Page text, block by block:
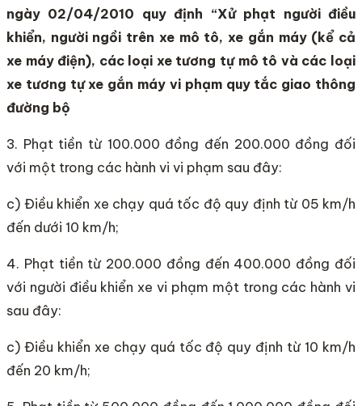
ngày 02/04/2010 quy định “Xử phạt người điều
khiển, người ngồi trên xe mô tô, xe gắn máy (kể cả
xe máy điện), các loại xe tương tự mô tô và các loại
xe tương tự xe gắn máy vi phạm quy tắc giao thông
đường bộ
3. Phạt tiền từ 100.000 đồng đến 200.000 đồng đối
với một trong các hành vi vi phạm sau đây:
c) Điều khiển xe chạy quá tốc độ quy định từ 05 km/h
đến dưới 10 km/h;
4. Phạt tiền từ 200.000 đồng đến 400.000 đồng đối
với người điều khiển xe vi phạm một trong các hành vi
sau đây:
c) Điều khiển xe chạy quá tốc độ quy định từ 10 km/h
đến 20 km/h;